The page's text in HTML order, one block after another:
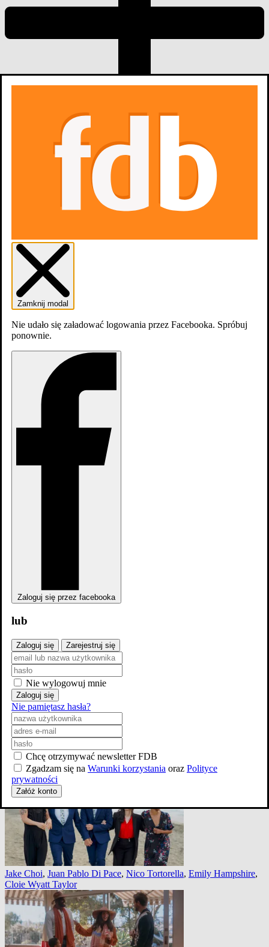
zobacz wszystkie
Jake Choi, Juan Pablo Di Pace, Nico Tortorella, Emily Hampshire,
Cloie Wyatt Taylor
Zamknij modal
Nie udało się załadować logowania przez Facebooka. Spróbuj
ponownie.
Zaloguj się przez facebooka
lub
Zaloguj się Zarejestruj się
Nie wylogowuj mnie
Zaloguj się
Nie pamiętasz hasła?
Chcę otrzymywać newsletter FDB
Zgadzam się na Warunki korzystania oraz Polityce
prywatności
Załóż konto